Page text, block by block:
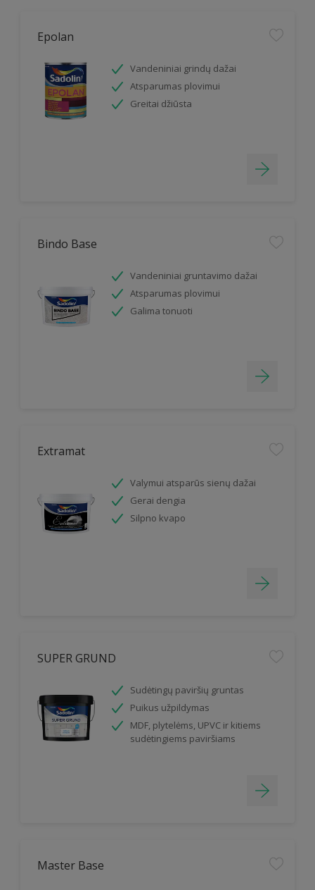
Epolan
Vandeniniai grindų dažai
Atsparumas plovimui
Greitai džiūsta
Bindo Base
Vandeniniai gruntavimo dažai
Atsparumas plovimui
Galima tonuoti
Extramat
Valymui atsparūs sienų dažai
Gerai dengia
Silpno kvapo
SUPER GRUND
Sudėtingų paviršių gruntas
Puikus užpildymas
MDF, plytelėms, UPVC ir kitiems
sudėtingiems paviršiams
Master Base